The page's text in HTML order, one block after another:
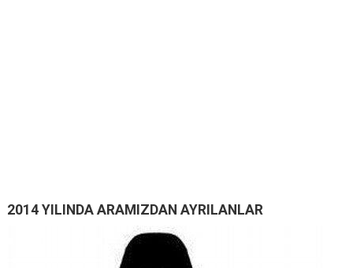
2014 YILINDA ARAMIZDAN AYRILANLAR